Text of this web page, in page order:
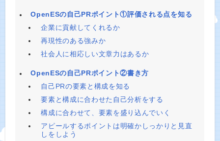
OpenESの自己PRポイント①評価される点を知る
企業に貢献してくれるか
再現性のある強みか
社会人に相応しい文章力はあるか
OpenESの自己PRポイント②書き方
自己PRの要素と構成を知る
要素と構成に合わせた自己分析をする
構成に合わせて、要素を盛り込んでいく
アピールするポイントは明確かしっかりと見直
しをしよう